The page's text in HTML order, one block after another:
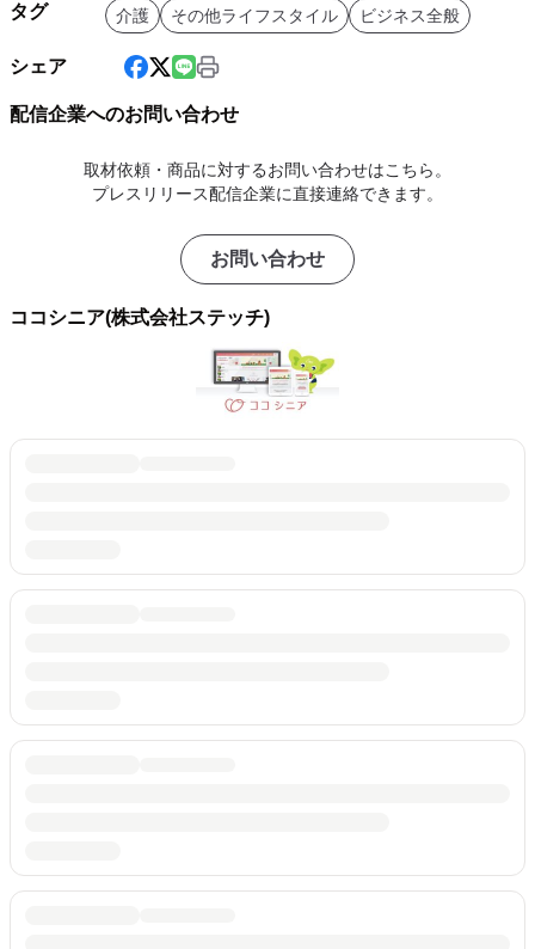
タグ 介護 その他ライフスタイル ビジネス全般
シェア
配信企業へのお問い合わせ
取材依頼・商品に対するお問い合わせはこちら。
プレスリリース配信企業に直接連絡できます。
お問い合わせ
ココシニア(株式会社ステッチ)